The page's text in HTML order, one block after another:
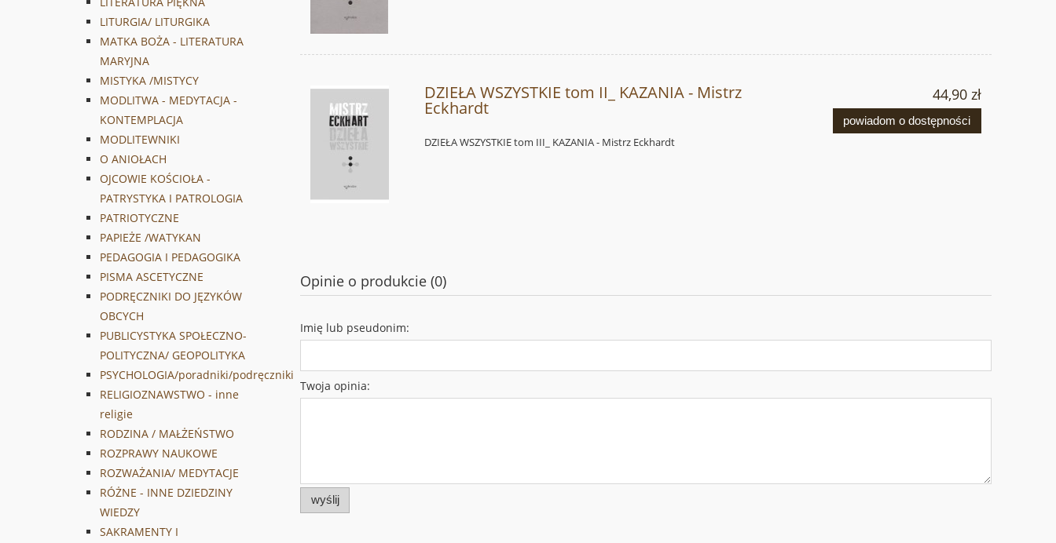
LITURGIA/ LITURGIKA
MATKA BOŻA - LITERATURA
MARYJNA
MISTYKA /MISTYCY
MODLITWA - MEDYTACJA -
KONTEMPLACJA
MODLITEWNIKI
O ANIOŁACH
OJCOWIE KOŚCIOŁA -
PATRYSTYKA I PATROLOGIA
PATRIOTYCZNE
PAPIEŻE /WATYKAN
PEDAGOGIA I PEDAGOGIKA
PISMA ASCETYCZNE
PODRĘCZNIKI DO JĘZYKÓW
OBCYCH
PUBLICYSTYKA SPOŁECZNO-
POLITYCZNA/ GEOPOLITYKA
PSYCHOLOGIA/poradniki/podręczniki
RELIGIOZNAWSTWO - inne
religie
RODZINA / MAŁŻEŃSTWO
ROZPRAWY NAUKOWE
ROZWAŻANIA/ MEDYTACJE
RÓŻNE - INNE DZIEDZINY
WIEDZY
SAKRAMENTY I
DZIEŁA WSZYSTKIE tom II_ KAZANIA - Mistrz
Eckhardt
DZIEŁA WSZYSTKIE tom III_ KAZANIA - Mistrz Eckhardt
44,90 zł
powiadom o dostępności
Opinie o produkcie (0)
Imię lub pseudonim:
Twoja opinia:
wyślij